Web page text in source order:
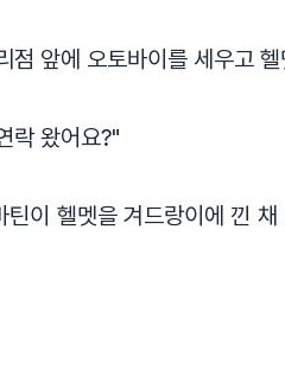
점 앞에 오토바이를 세우고
락 왔어요?"
틴이 헬멧을 겨드랑이에 낀